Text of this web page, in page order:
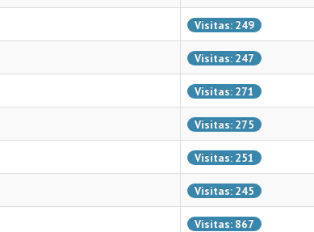
Visitas: 249
Visitas: 247
Visitas: 271
Visitas: 275
Visitas: 251
Visitas: 245
Visitas: 867